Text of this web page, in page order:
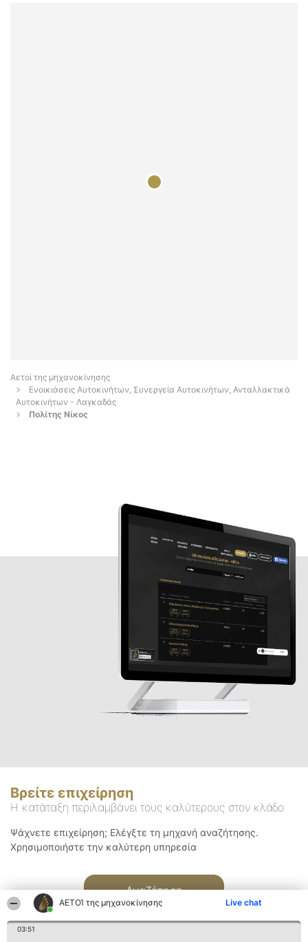
ΑΕΤΟΊ της μηχανοκίνησης Live chat
03:51
Αετοί της μηχανοκίνησης
Ενοικιάσεις Αυτοκινήτων, Συνεργεία Αυτοκινήτων, Ανταλλακτικά
Αυτοκινήτων - Λαγκαδάς
Πολίτης Νίκος
Βρείτε επιχείρηση
Η κατάταξη περιλαμβάνει τους καλύτερους στον κλάδο
Ψάχνετε επιχείρηση; Ελέγξτε τη μηχανή αναζήτησης.
Χρησιμοποιήστε την καλύτερη υπηρεσία
Αναζήτηση